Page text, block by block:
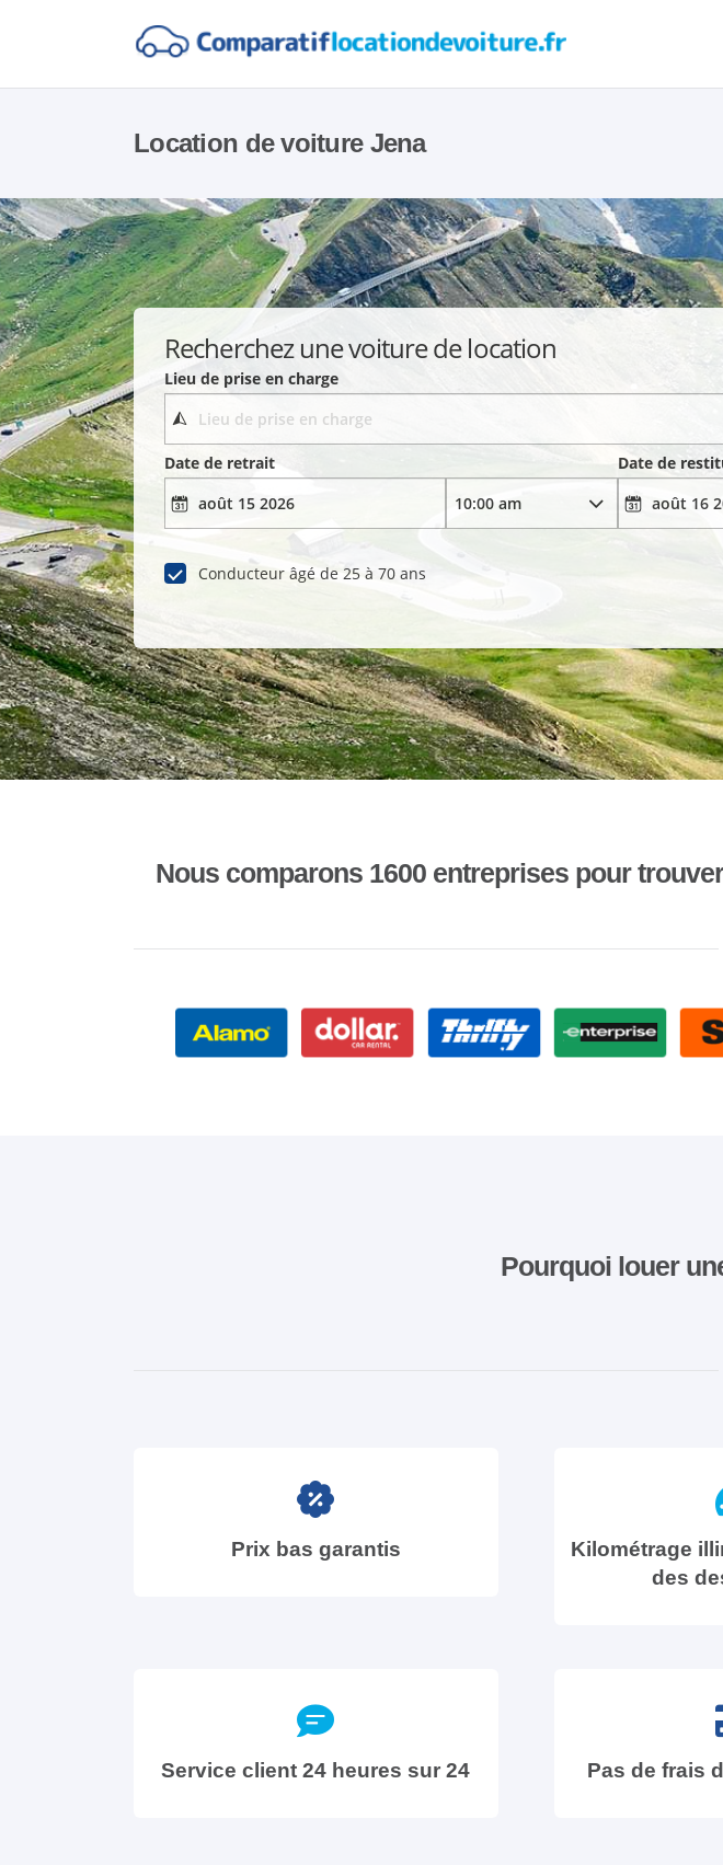
Location de voiture Jena
Recherchez une voiture de location
Lieu de prise en charge
Date de retrait
Date de
Conducteur âgé de 25 à 70 ans
Nous comparons 1600 entreprises pour
Pourquoi louer
Prix bas garantis
Kilométrage
des
Service client 24 heures sur 24 Pas de frais